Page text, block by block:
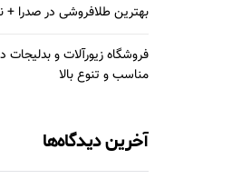
بهترین طلافروشی در صدرا +
فروشگاه زیورآلات و
مناسب و تنوع بالا
آخرین دیدگاه‌ها